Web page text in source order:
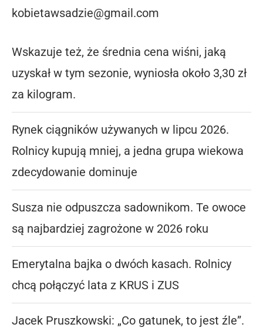
kobietawsadzie@gmail.com
Wskazuje też, że średnia cena wiśni, jaką
uzyskał w tym sezonie, wyniosła około 3,30 zł
za kilogram.
Rynek ciągników używanych w lipcu 2026.
Rolnicy kupują mniej, a jedna grupa wiekowa
zdecydowanie dominuje
Susza nie odpuszcza sadownikom. Te owoce
są najbardziej zagrożone w 2026 roku
Emerytalna bajka o dwóch kasach. Rolnicy
chcą połączyć lata z KRUS i ZUS
Jacek Pruszkowski: „Co gatunek, to jest źle”.